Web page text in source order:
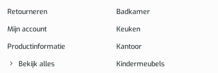
Retourneren
Mijn account
Productinformatie
Bekijk alles
Badkamer
Keuken
Kantoor
Kindermeubels